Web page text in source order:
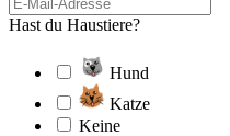
Hast du Haustiere?
Hund
Katze
Keine